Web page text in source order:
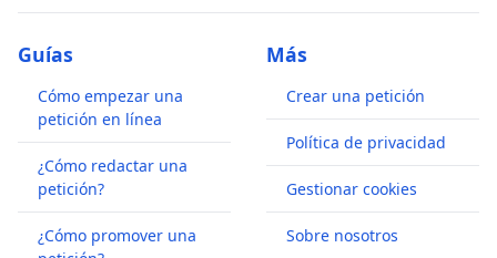
Guías
Cómo empezar una
petición en línea
¿Cómo redactar una
petición?
¿Cómo promover una
Más
Crear una petición
Política de privacidad
Gestionar cookies
Sobre nosotros